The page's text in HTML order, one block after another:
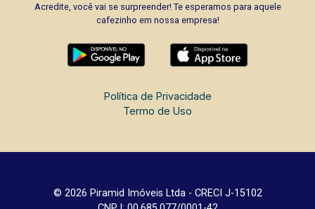
Acredite, você vai se surpreender! Te esperamos para aquele
cafezinho em nossa empresa!
Política de Privacidade
Termo de Uso
© 2026 Piramid Imóveis Ltda - CRECI J-15102